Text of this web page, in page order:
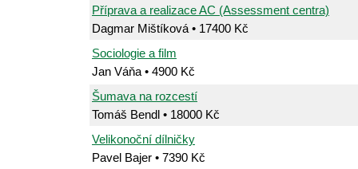
Příprava a realizace AC (Assessment centra)
Dagmar Mištíková • 17400 Kč
Sociologie a film
Jan Váňa • 4900 Kč
Šumava na rozcestí
Tomáš Bendl • 18000 Kč
Velikonoční dílničky
Pavel Bajer • 7390 Kč